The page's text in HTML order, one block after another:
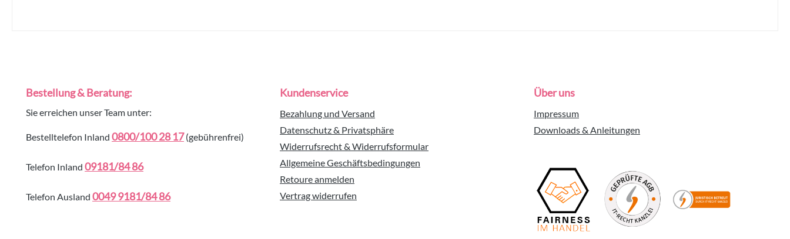
Bestellung & Beratung:
Sie erreichen unser Team unter:
Bestelltelefon Inland 0800/100 28 17(gebührenfrei)
Telefon Inland 09181/84 86
Telefon Ausland 0049 9181/84 86
Kundenservice
Bezahlung und Versand
Datenschutz & Privatsphäre
Widerrufsrecht & Widerrufsformular
Allgemeine Geschäftsbedingungen
Retoure anmelden
Vertrag widerrufen
Über uns
Impressum
Downloads & Anleitungen